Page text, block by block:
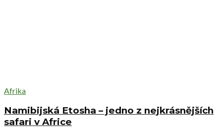
Afrika
Namibijská Etosha – jedno z nejkrásnějších
safari v Africe